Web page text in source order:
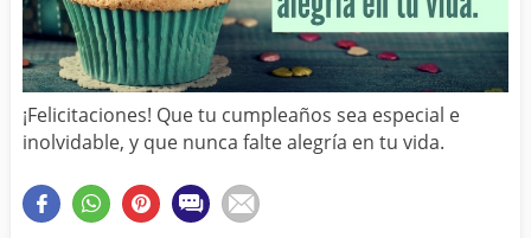
TODAS LAS CATEGORÍAS
¡Felicitaciones! Que tu cumpleaños sea especial e
inolvidable, y que nunca falte alegría en tu vida.